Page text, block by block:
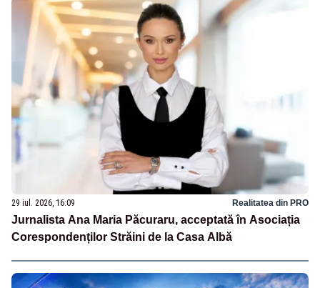
29 iul. 2026, 16:09 Realitatea din PRO
Jurnalista Ana Maria Păcuraru, acceptată în Asociația
Corespondenților Străini de la Casa Albă